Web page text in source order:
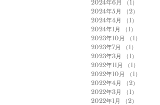
2024年6月
（1）
2024年5月
（2）
2024年4月
（1）
2024年1月
（1）
2023年10月
（1）
2023年7月
（1）
2023年3月
（1）
2022年11月
（1）
2022年10月
（1）
2022年4月
（2）
2022年3月
（1）
2022年1月
（2）